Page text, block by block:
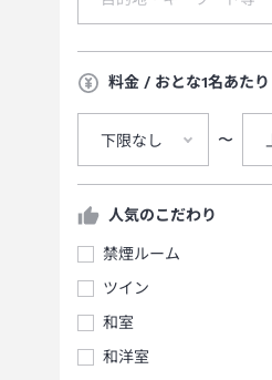
料金 / おとな1名あたり
下限なし 〜
人気のこだわり
禁煙ルーム
ツイン
和室
和洋室